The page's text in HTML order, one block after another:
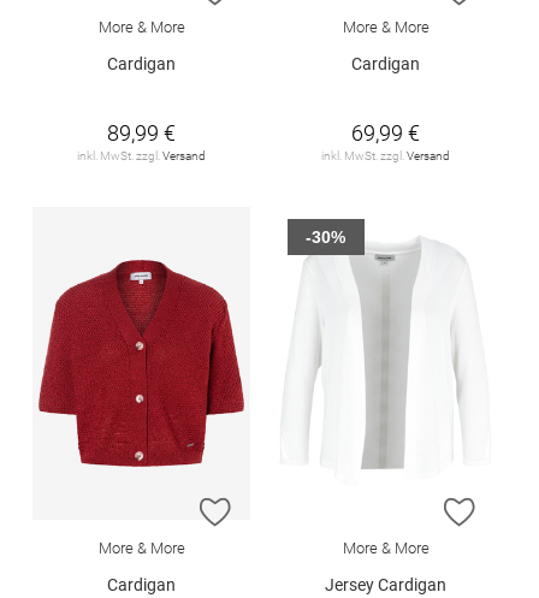
More & More
Cardigan
89,99 €
inkl. MwSt. zzgl.Versand
More & More
Cardigan
69,99 €
inkl. MwSt. zzgl.Versand
ZUR WUNSCHLISTE HINZUFÜGEN
More & More
Cardigan
ZUR
More & More
Jersey Cardigan
-30%